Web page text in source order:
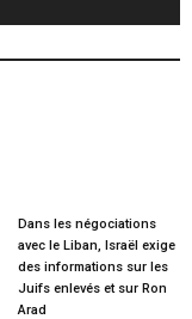
Dans les négociations
avec le Liban, Israël exige
des informations sur les
Juifs enlevés et sur Ron
Arad